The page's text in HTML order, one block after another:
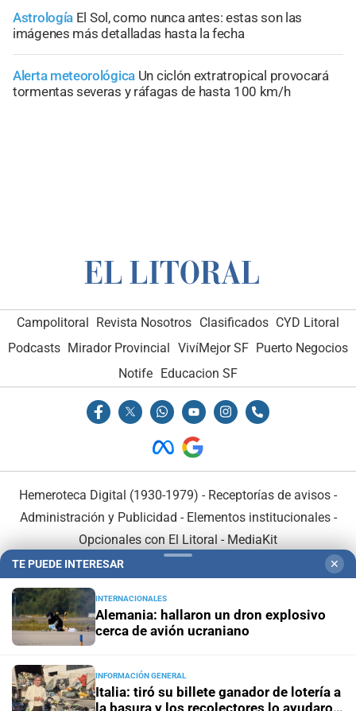
Astrología El Sol, como nunca antes: estas son las
imágenes más detalladas hasta la fecha
Alerta meteorológica Un ciclón extratropical provocará
tormentas severas y ráfagas de hasta 100 km/h
Campolitoral Revista Nosotros Clasificados CYD Litoral
Podcasts Mirador Provincial VivíMejor SF Puerto Negocios
Notife Educacion SF
Hemeroteca Digital (1930-1979) - Receptorías de avisos -
Administración y Publicidad - Elementos institucionales-
Opcionales con El Litoral - MediaKit
En Asociación con:
TE PUEDE INTERESAR ✕
INTERNACIONALES
Alemania: hallaron un dron explosivo
cerca de avión ucraniano
INFORMACIÓN GENERAL
Italia: tiró su billete ganador de lotería a
la basura y los recolectores lo ayudaron